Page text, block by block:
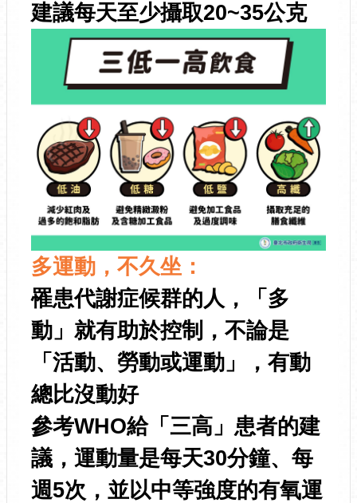
建議每天至少攝取20~35公克
多運動，不久坐：
罹患代謝症候群的人，「多
動」就有助於控制，不論是
「活動、勞動或運動」，有動
總比沒動好
參考WHO給「三高」患者的建
議，運動量是每天30分鐘、每
週5次，並以中等強度的有氧運